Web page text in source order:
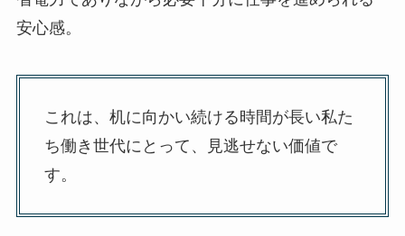
安心感。
これは、机に向かい続ける時間が長い私た
ち働き世代にとって、見逃せない価値で
す。